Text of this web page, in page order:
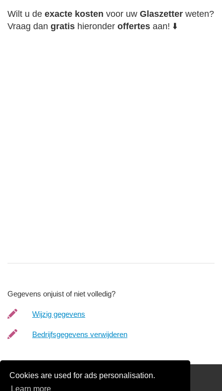
Cookies are used for ads personalisation.
Learn more
Wilt u de exacte kosten voor uw Glaszetter weten?
Vraag dan gratis hieronder offertes aan! ⬇️
Gegevens onjuist of niet volledig?
Wijzig gegevens
Bedrijfsgegevens verwijderen
links